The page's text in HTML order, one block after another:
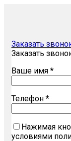
Заказать
Заказать
Ваше имя *
Телефон *
Нажимая
условиями